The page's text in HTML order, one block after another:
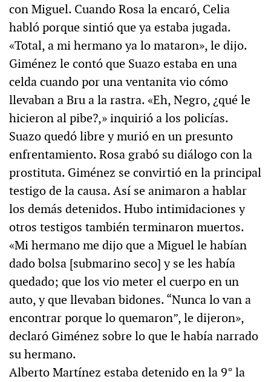
con Miguel. Cuando Rosa la encaró, Celia
habló porque sintió que ya estaba jugada.
«Total, a mi hermano ya lo mataron», le dijo.
Giménez le contó que Suazo estaba en una
celda cuando por una ventanita vio cómo
llevaban a Bru a la rastra. «Eh, Negro, ¿qué le
hicieron al pibe?,» inquirió a los policías.
Suazo quedó libre y murió en un presunto
enfrentamiento. Rosa grabó su diálogo con la
prostituta. Giménez se convirtió en la principal
testigo de la causa. Así se animaron a hablar
los demás detenidos. Hubo intimidaciones y
otros testigos también terminaron muertos.
«Mi hermano me dijo que a Miguel le habían
dado bolsa [submarino seco] y se les había
quedado; que los vio meter el cuerpo en un
auto, y que llevaban bidones. “Nunca lo van a
encontrar porque lo quemaron”, le dijeron»,
declaró Giménez sobre lo que le había narrado
su hermano.
Alberto Martínez estaba detenido en la 9° la